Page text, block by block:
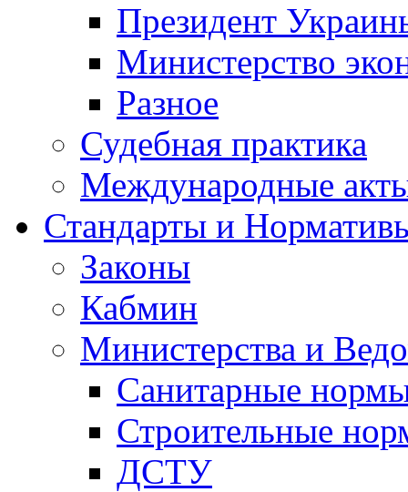
Президент
Министерство
Разное
Судебная практика
Международные
Стандарты и
Законы
Кабмин
Министерства и
Санитарные
Строительные
ДСТУ